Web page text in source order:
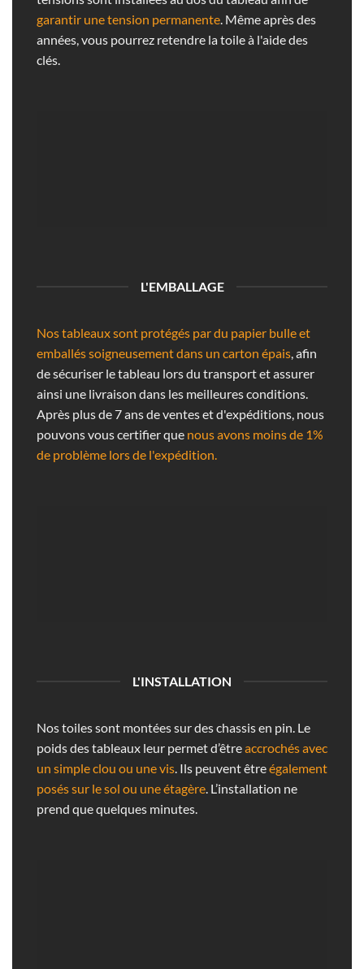
garantir une tension permanente. Même après des
années, vous pourrez retendre la toile à l'aide des
clés.
L'EMBALLAGE
Nos tableaux sont protégés par du papier bulle et
emballés soigneusement dans un carton épais, afin
de sécuriser le tableau lors du transport et assurer
ainsi une livraison dans les meilleures conditions.
Après plus de 7 ans de ventes et d'expéditions, nous
pouvons vous certifier que nous avons moins de 1%
de problème lors de l'expédition.
L'INSTALLATION
Nos toiles sont montées sur des chassis en pin. Le
poids des tableaux leur permet d’êtreaccrochés avec
un simple clou ou une vis. Ils peuvent êtreégalement
posés sur le sol ou une étagère. L’installation ne
prend que quelques minutes.